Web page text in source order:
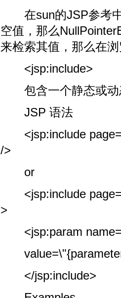
在sun的JSP参考中
空值，那么
来检索其值，那么在
<jsp:include>
包含一个静态或动
JSP 语法
<jsp:include
/>
or
<jsp:include
>
<jsp:param
</jsp:include>